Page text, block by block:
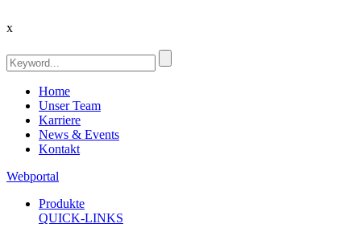
x
Home
Unser Team
Karriere
News & Events
Kontakt
Webportal
Produkte
QUICK-LINKS